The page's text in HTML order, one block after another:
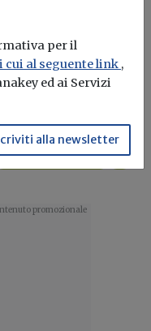
in vigore il
sui redditi:
edilizi
2026 che riordina la
per il
cui al seguente link ,
ed ai Servizi
alla newsletter